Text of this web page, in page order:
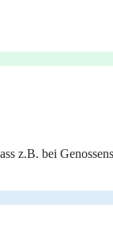
z.B. bei